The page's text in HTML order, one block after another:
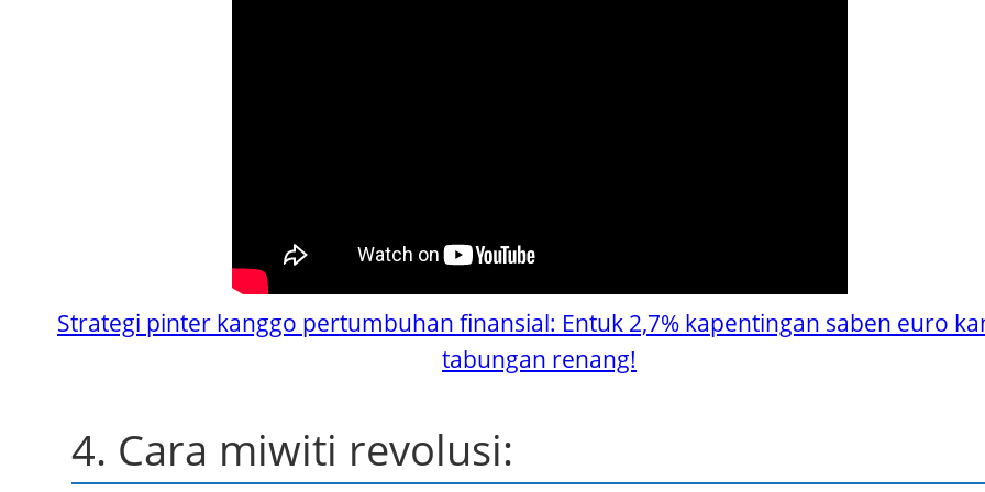
Strategi pinter kanggo pertumbuhan finansial: Entuk 2,7% kapentingan saben euro
tabungan renang!
4. Cara miwiti revolusi: